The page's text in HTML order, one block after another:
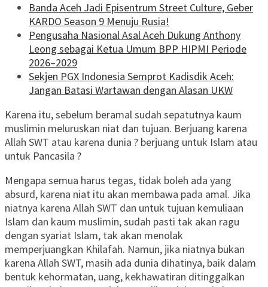
Banda Aceh Jadi Episentrum Street Culture, Geber
KARDO Season 9 Menuju Rusia!
Pengusaha Nasional Asal Aceh Dukung Anthony
Leong sebagai Ketua Umum BPP HIPMI Periode
2026–2029
Sekjen PGX Indonesia Semprot Kadisdik Aceh:
Jangan Batasi Wartawan dengan Alasan UKW
Karena itu, sebelum beramal sudah sepatutnya kaum
muslimin meluruskan niat dan tujuan. Berjuang karena
Allah SWT atau karena dunia ? berjuang untuk Islam atau
untuk Pancasila ?
Mengapa semua harus tegas, tidak boleh ada yang
absurd, karena niat itu akan membawa pada amal. Jika
niatnya karena Allah SWT dan untuk tujuan kemuliaan
Islam dan kaum muslimin, sudah pasti tak akan ragu
dengan syariat Islam, tak akan menolak
memperjuangkan Khilafah. Namun, jika niatnya bukan
karena Allah SWT, masih ada dunia dihatinya, baik dalam
bentuk kehormatan, uang, kekhawatiran ditinggalkan